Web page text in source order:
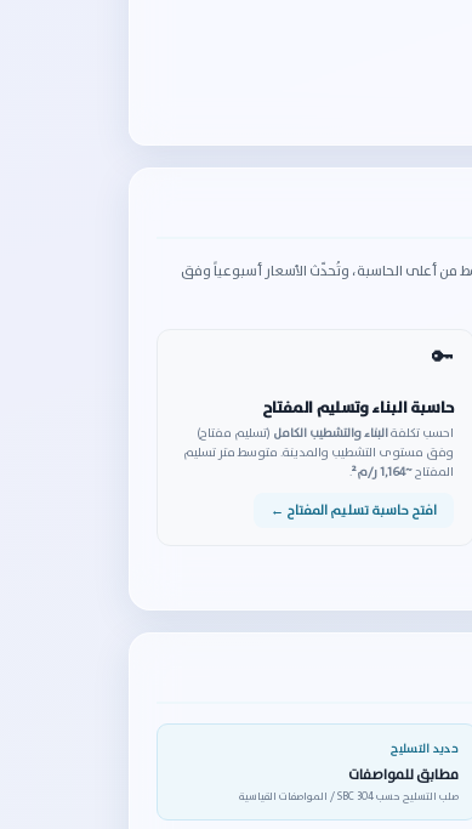
من أعلى الحاسبة، وتُحدّث الأسعار أسبوعياً وفق
🔑
حاسبة البناء وتسليم المفتاح
احسب تكلفةالبناء والتشطيب الكامل (تسليم مفتاح)
وفق مستوى التشطيب والمدينة. متوسط متر تسليم
المفتاح~1,164 ر/م² .
افتح حاسبة تسليم المفتاح ←
حديد التسليح
مطابق للمواصفات
صلب التسليح حسب SBC 304 / المواصفات القياسية